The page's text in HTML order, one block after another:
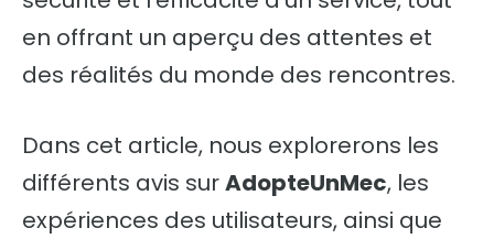
en offrant un aperçu des attentes et
des réalités du monde des rencontres.
Dans cet article, nous explorerons les
différents avis surAdopteUnMec, les
expériences des utilisateurs, ainsi que